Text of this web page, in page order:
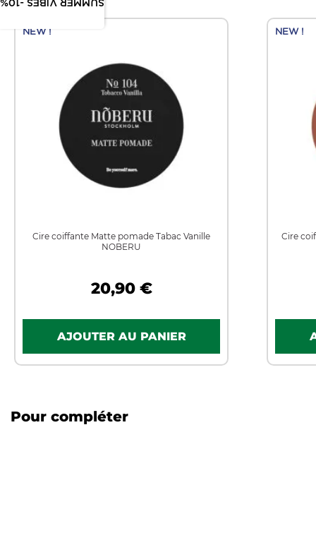
SUMMER VIBES -10%
NEW !
Cire coiffante Matte pomade Tabac Vanille
NOBERU
20,90 €
NEW !
Cire
Pour compléter